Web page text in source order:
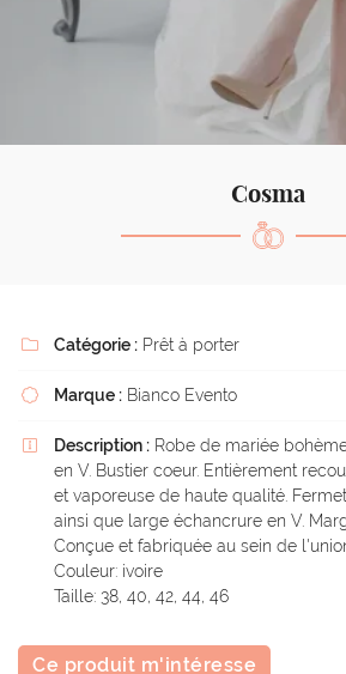
Code Captcha
En cochant cette case, vous consentez à recevoir nos
l'adresse email indiqué ci-dessus. Vous pouvez vous
Inscription
Cosma
 Catégorie : Prêt à porter
 Marque : Bianco Evento
 Description : Robe de mariée
en V. Bustier coeur. Entièrement
et vaporeuse de haute qualité.
ainsi que large échancrure en V.
Conçue et fabriquée au sein de
Couleur: ivoire
Taille: 38, 40, 42, 44, 46
Ce produit m'intéresse